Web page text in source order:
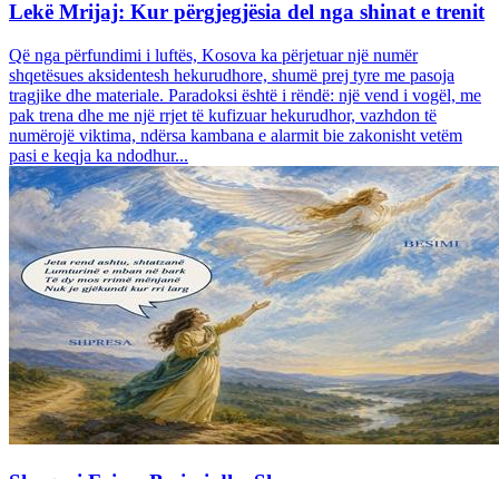
Lekë Mrijaj: Kur përgjegjësia del nga shinat e trenit
Që nga përfundimi i luftës, Kosova ka përjetuar një numër
shqetësues aksidentesh hekurudhore, shumë prej tyre me pasoja
tragjike dhe materiale. Paradoksi është i rëndë: një vend i vogël, me
pak trena dhe me një rrjet të kufizuar hekurudhor, vazhdon të
numërojë viktima, ndërsa kambana e alarmit bie zakonisht vetëm
pasi e keqja ka ndodhur...